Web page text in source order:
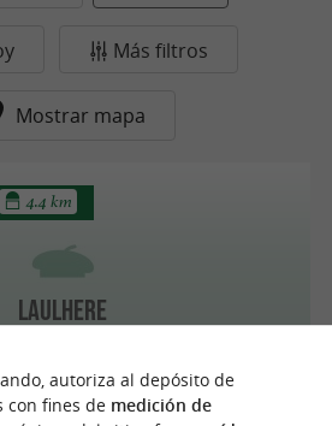
Más filtros
Mostrar mapa
Laulhere
4.4 km
autoriza al depósito de
con fines de medición de